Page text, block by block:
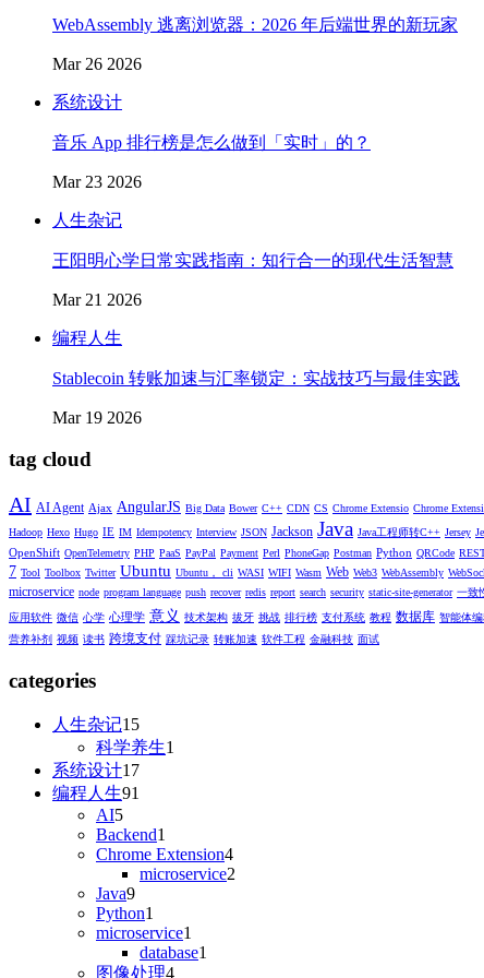
WebAssembly 逃离浏览器：2026 年后端世界的新玩家
Mar 26 2026
系统设计
音乐 App 排行榜是怎么做到「实时」的？
Mar 23 2026
人生杂记
王阳明心学日常实践指南：知行合一的现代生活智慧
Mar 21 2026
编程人生
Stablecoin 转账加速与汇率锁定：实战技巧与最佳实践
Mar 19 2026
tag cloud
AI AI Agent Ajax AngularJS Big Data Bower C++ CDN CS Chrome Extensio Chrome
Hadoop Hexo Hugo IE IM Idempotency Interview JSON Jackson Java Java工程师转C++ Jersey
OpenShift OpenTelemetry PHP PaaS PayPal Payment Perl PhoneGap Postman Python QRCode
7 Tool Toolbox Twitter Ubuntu Ubuntu， cli WASI WIFI Wasm Web Web3 WebAssembly
microservice node program language push recover redis report search security static-site-generator 一致
应用软件 微信 心学 心理学 意义 技术架构 拔牙 挑战 排行榜 支付系统 教程 数据库 智能体
营养补剂 视频 读书 跨境支付 踩坑记录 转账加速 软件工程 金融科技 面试
categories
人生杂记15
科学养生1
系统设计17
编程人生91
AI5
Backend1
Chrome Extension4
microservice2
Java9
Python1
microservice1
database1
图像处理4